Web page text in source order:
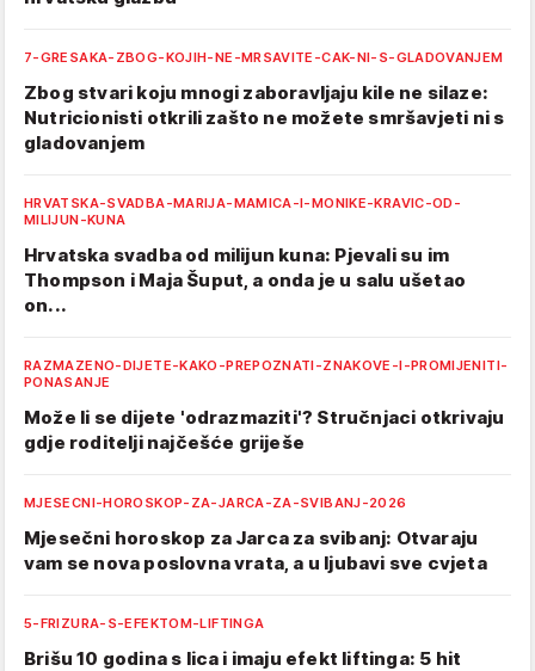
7-GRESAKA-ZBOG-KOJIH-NE-MRSAVITE-CAK-NI-S-GLADOVANJEM
Zbog stvari koju mnogi zaboravljaju kile ne silaze:
Nutricionisti otkrili zašto ne možete smršavjeti ni s
gladovanjem
HRVATSKA-SVADBA-MARIJA-MAMICA-I-MONIKE-KRAVIC-OD-
MILIJUN-KUNA
Hrvatska svadba od milijun kuna: Pjevali su im
Thompson i Maja Šuput, a onda je u salu ušetao
on...
RAZMAZENO-DIJETE-KAKO-PREPOZNATI-ZNAKOVE-I-PROMIJENITI-
PONASANJE
Može li se dijete 'odrazmaziti'? Stručnjaci otkrivaju
gdje roditelji najčešće griješe
MJESECNI-HOROSKOP-ZA-JARCA-ZA-SVIBANJ-2026
Mjesečni horoskop za Jarca za svibanj: Otvaraju
vam se nova poslovna vrata, a u ljubavi sve cvjeta
5-FRIZURA-S-EFEKTOM-LIFTINGA
Brišu 10 godina s lica i imaju efekt liftinga: 5 hit